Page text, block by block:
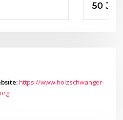
50 Jahre HSV
https://www.holzschwanger-